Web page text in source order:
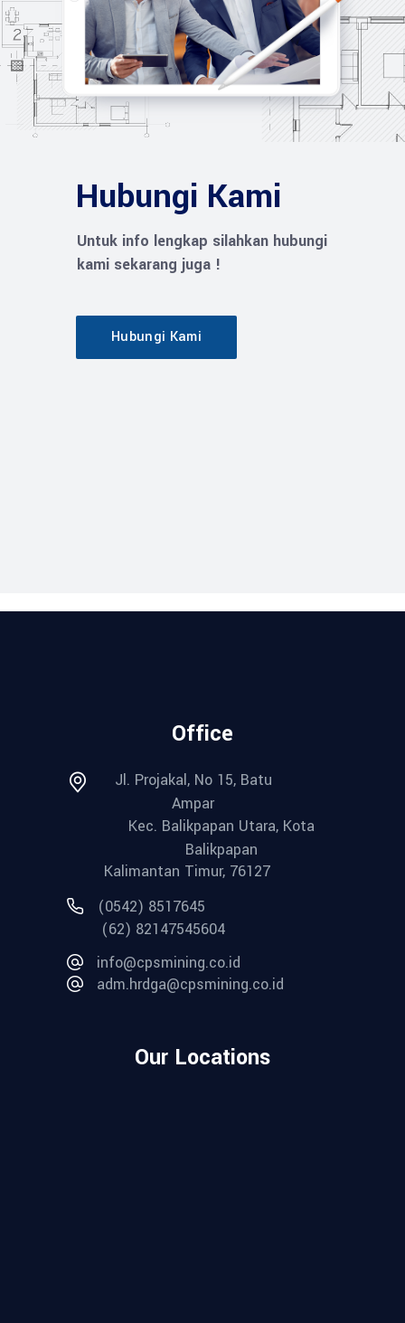
Hubungi Kami
Untuk info lengkap silahkan hubungi
kami sekarang juga !
Hubungi Kami
Office
Jl. Projakal, No 15, Batu
Ampar
Kec. Balikpapan Utara, Kota
Balikpapan
Kalimantan Timur, 76127
(0542) 8517645
(62) 82147545604
info@cpsmining.co.id
adm.hrdga@cpsmining.co.id
Our Locations